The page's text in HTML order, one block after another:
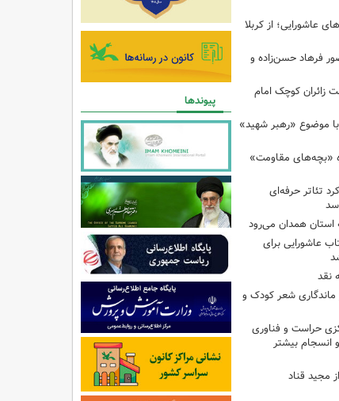
عاشورایی؛ از کربلا
فرهاد حسن‌زاده و
زائران کوچک امام
با موضوع «رهبر شهید»
«بچه‌های مقاومت»
تئاتر حرفه‌ای
استان همدان می‌رود
تخصصی ۱۴۴ کتاب عاشورایی برای
نقد
ماندگاری شعر کودک و
حراست و فناوری
انسجام بیشتر
مجید قناد
پیوندها